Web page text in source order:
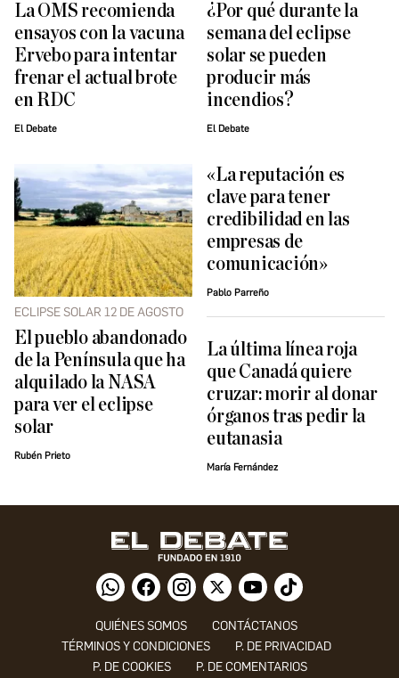
La OMS recomienda
ensayos con la vacuna
Ervebo para intentar
frenar el actual brote
en RDC
El Debate
¿Por qué durante la
semana del eclipse
solar se pueden
producir más
incendios?
El Debate
ECLIPSE SOLAR 12 DE AGOSTO
El pueblo abandonado
de la Península que ha
alquilado la NASA
para ver el eclipse
solar
Rubén Prieto
«La reputación es
clave para tener
credibilidad en las
empresas de
comunicación»
Pablo Parreño
La última línea roja
que Canadá quiere
cruzar: morir al donar
órganos tras pedir la
eutanasia
María Fernández
QUIÉNES SOMOS
CONTÁCTANOS
TÉRMINOS Y CONDICIONES
P. DE PRIVACIDAD
P. DE COOKIES
P. DE COMENTARIOS